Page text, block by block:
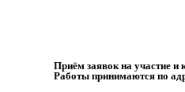
Приём заявок на участие и
Работы принимаются по